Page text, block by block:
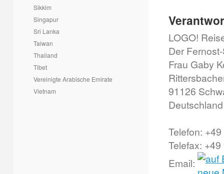
Sikkim
Singapur
Sri Lanka
Taiwan
Thailand
Tibet
Vereinigte Arabische Emirate
Vietnam
LOGO!
Der
Frau Gaby
91126
Deutschland
Telefon:
Telefax:
Email: